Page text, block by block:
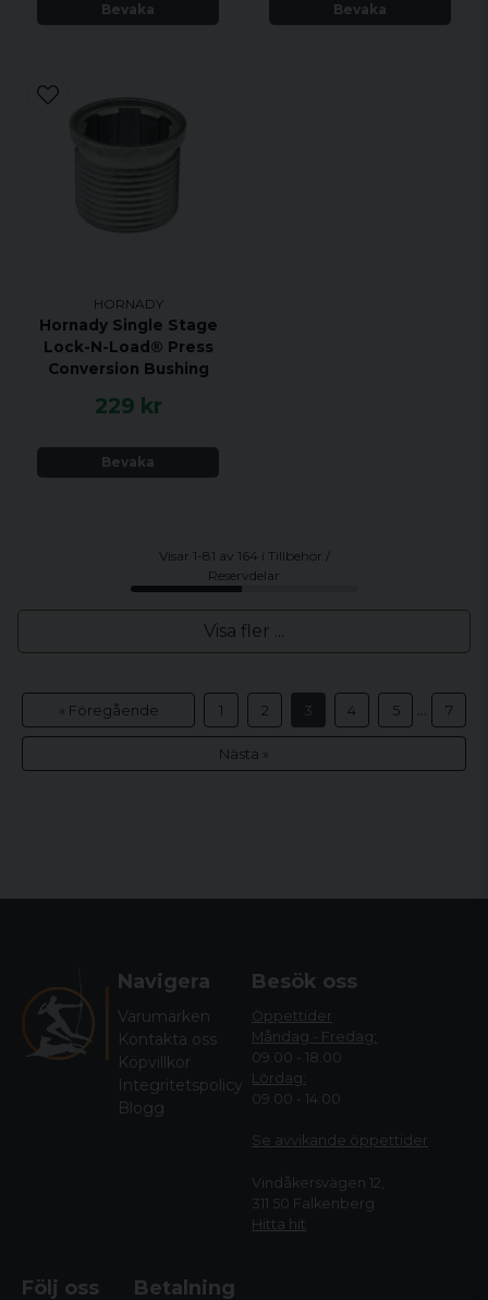
Bevaka Bevaka
HORNADY
Hornady Single Stage
Lock-N-Load® Press
Conversion Bushing
229 kr
Bevaka
Visar 1-81 av 164 i Tillbehör /
Reservdelar
Visa fler ...
« Föregående 1 2 3 4 5 ... 7
Nästa »
Navigera
Varumärken
Kontakta oss
Köpvillkor
Integritetspolicy
Blogg
Besök oss
Öppettider
Måndag - Fredag:
09.00 - 18.00
Lördag:
09.00 - 14.00
Se avvikande öppettider
Vindåkersvägen 12,
311 50 Falkenberg
Hitta hit
Följ oss Betalning